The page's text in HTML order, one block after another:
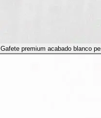
Gafete premium acabado blanco